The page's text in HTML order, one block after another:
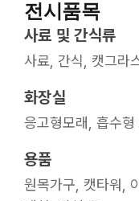
전시품목
사료 및 간식류
사료, 간식, 캣그라
화장실
응고형모래, 흡수
용품
원목가구, 캣타워,